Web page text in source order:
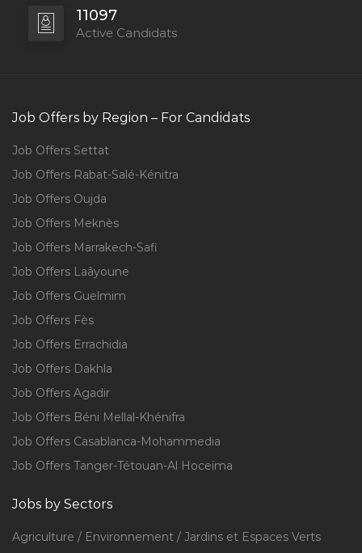
11097
Active Candidats
Job Offers by Region – For Candidats
Job Offers Settat
Job Offers Rabat-Salé-Kénitra
Job Offers Oujda
Job Offers Meknès
Job Offers Marrakech-Safi
Job Offers Laâyoune
Job Offers Guelmim
Job Offers Fès
Job Offers Errachidia
Job Offers Dakhla
Job Offers Agadir
Job Offers Béni Mellal-Khénifra
Job Offers Casablanca-Mohammedia
Job Offers Tanger-Tétouan-Al Hoceïma
Jobs by Sectors
Agriculture / Environnement / Jardins et Espaces Verts